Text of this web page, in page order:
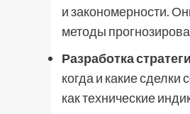
и закономерности.
методы
Разработка
когда и какие
как технические